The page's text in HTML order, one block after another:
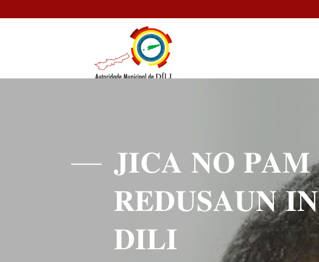
𝐉𝐈𝐂𝐀 𝐍𝐎 𝐏𝐀𝐌
𝐑𝐄𝐃𝐔𝐒𝐀𝐔𝐍
𝐃𝐈𝐋𝐈